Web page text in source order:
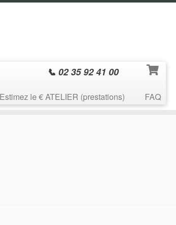
📞 02 35 92 41 00
Estimez le € ATELIER (prestations) FAQ